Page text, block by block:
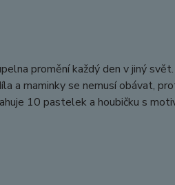
promění každý den v jiný
a maminky se nemusí obávat,
10 pastelek a houbičku s